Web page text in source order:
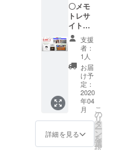
〇メモ
トレサ
イトの
情報・
広告・
求人に
関する
掲載権
を1年間
提供致
しま
す。 〇
オリジ
ナル
グッズ
支援
者：
1人
お届
け予
定：
2020
年04
月
詳細を見る
こ
の
リ
タ
ー
ン
を
選